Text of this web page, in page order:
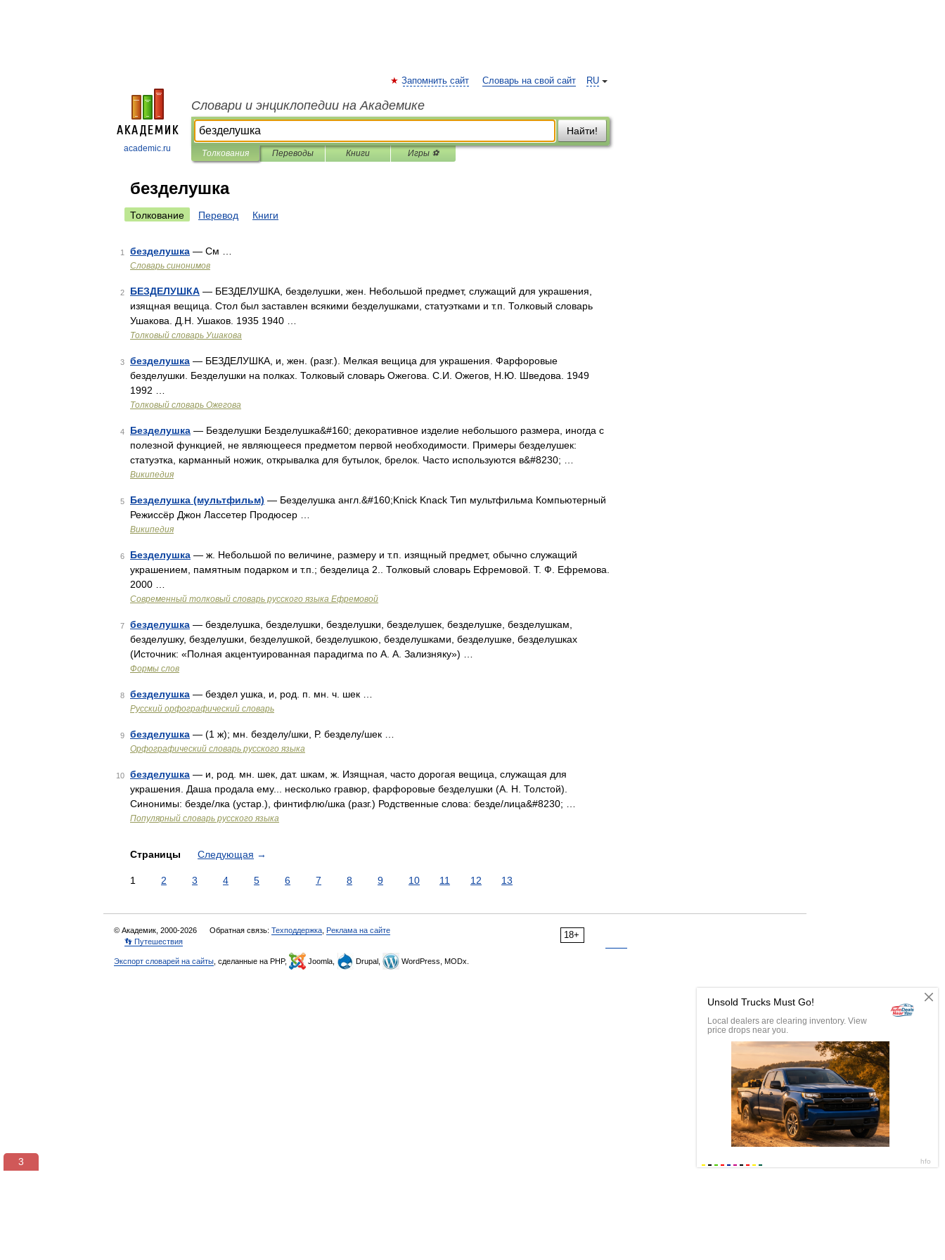
academic.ru
RU
Запомнить сайт Словарь на свой сайт
Словари и энциклопедии на Академике
Найти!
Толкования Переводы Книги Игры ⚽
безделушка
Толкование Перевод Книги
1 безделушка — См …
Словарь синонимов
2 БЕЗДЕЛУШКА — БЕЗДЕЛУШКА, безделушки, жен. Небольшой предмет, служащий для украшения,
изящная вещица. Стол был заставлен всякими безделушками, статуэтками и т.п. Толковый словарь
Ушакова. Д.Н. Ушаков. 1935 1940 …
Толковый словарь Ушакова
3 безделушка — БЕЗДЕЛУШКА, и, жен. (разг.). Мелкая вещица для украшения. Фарфоровые
безделушки. Безделушки на полках. Толковый словарь Ожегова. С.И. Ожегов, Н.Ю. Шведова. 1949
1992 …
Толковый словарь Ожегова
4 Безделушка — Безделушки Безделушка&#160; декоративное изделие небольшого размера, иногда с
полезной функцией, не являющееся предметом первой необходимости. Примеры безделушек:
статуэтка, карманный ножик, открывалка для бутылок, брелок. Часто используются в&#8230; …
Википедия
5 Безделушка (мультфильм) — Безделушка англ.&#160;Knick Knack Тип мультфильма Компьютерный
Режиссёр Джон Лассетер Продюсер …
Википедия
6 Безделушка — ж. Небольшой по величине, размеру и т.п. изящный предмет, обычно служащий
украшением, памятным подарком и т.п.; безделица 2.. Толковый словарь Ефремовой. Т. Ф. Ефремова.
2000 …
Современный толковый словарь русского языка Ефремовой
7 безделушка — безделушка, безделушки, безделушки, безделушек, безделушке, безделушкам,
безделушку, безделушки, безделушкой, безделушкою, безделушками, безделушке, безделушках
(Источник: «Полная акцентуированная парадигма по А. А. Зализняку») …
Формы слов
8 безделушка — бездел ушка, и, род. п. мн. ч. шек …
Русский орфографический словарь
9 безделушка — (1 ж); мн. безделу/шки, Р. безделу/шек …
Орфографический словарь русского языка
10 безделушка — и, род. мн. шек, дат. шкам, ж. Изящная, часто дорогая вещица, служащая для
украшения. Даша продала ему... несколько гравюр, фарфоровые безделушки (А. Н. Толстой).
Синонимы: безде/лка (устар.), финтифлю/шка (разг.) Родственные слова: безде/лица&#8230; …
Популярный словарь русского языка
Страницы Следующая →
1 2 3 4 5 6 7 8 9 10 11 12 13
18+
© Академик, 2000-2026 Обратная связь: Техподдержка Реклама на сайте
👣 Путешествия
Экспорт словарей на сайты , сделанные на PHP, Joomla, Drupal, WordPress, MODx.
3